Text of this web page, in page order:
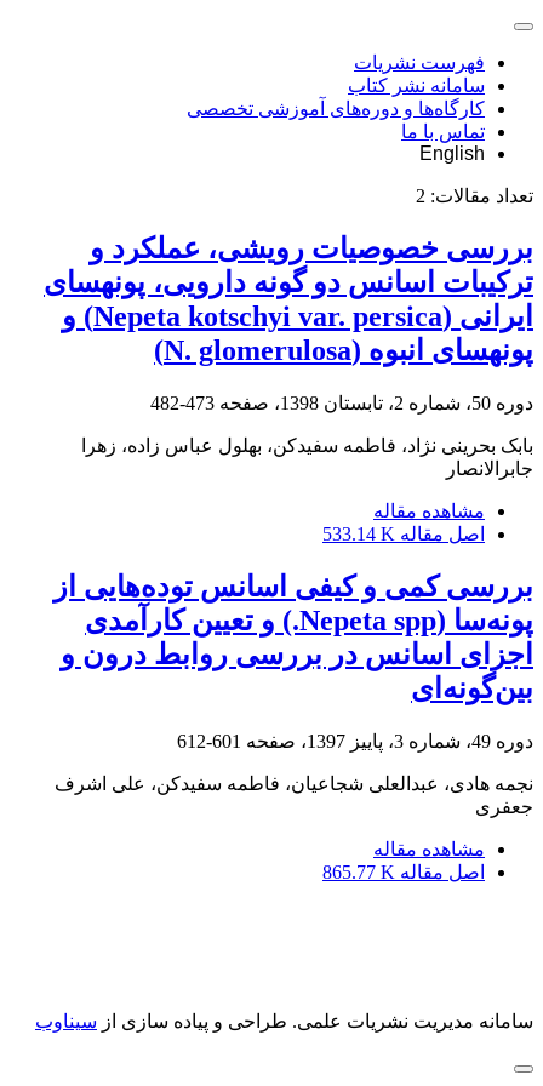
فهرست نشریات
سامانه نشر کتاب
کارگاه‌ها و دوره‌های آموزشی تخصصی
تماس با ما
English
تعداد مقالات: 2
بررسی خصوصیات رویشی، عملکرد و
ترکیبات اسانس دو گونه دارویی، پونه‏سای
ایرانی (Nepeta kotschyi var. persica) و
پونه‏سای انبوه (N. glomerulosa)
دوره 50، شماره 2، تابستان 1398، صفحه 473-482
بابک بحرینی نژاد، فاطمه سفیدکن، بهلول عباس زاده، زهرا
جابرالانصار
مشاهده مقاله
اصل مقاله 533.14 K
بررسی کمی و کیفی اسانس توده‌هایی از
پونه‌سا (Nepeta spp.) و تعیین کارآمدی
اجزای اسانس در بررسی روابط درون و
بین‌گونه‌ای
دوره 49، شماره 3، پاییز 1397، صفحه 601-612
نجمه هادی، عبدالعلی شجاعیان، فاطمه سفیدکن، علی اشرف
جعفری
مشاهده مقاله
اصل مقاله 865.77 K
سامانه مدیریت نشریات علمی. طراحی و پیاده سازی از سیناوب